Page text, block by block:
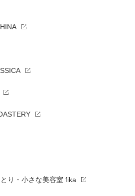
り・小さな美容室 fika